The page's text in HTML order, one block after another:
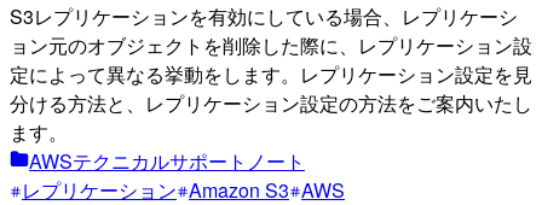
S3レプリケーションを有効にしている場合、レプリケーシ
ョン元のオブジェクトを削除した際に、レプリケーション設
定によって異なる挙動をします。レプリケーション設定を見
分ける方法と、レプリケーション設定の方法をご案内いたし
ます。
AWSテクニカルサポートノート
レプリケーション Amazon S3 AWS